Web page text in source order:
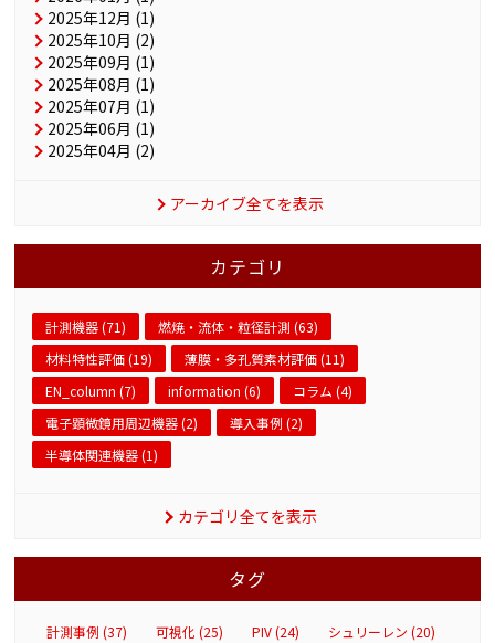
2025年12月 (1)
2025年10月 (2)
2025年09月 (1)
2025年08月 (1)
2025年07月 (1)
2025年06月 (1)
2025年04月 (2)
アーカイブ全てを表示
カテゴリ
計測機器 (71)
燃焼・流体・粒径計測 (63)
材料特性評価 (19)
薄膜・多孔質素材評価 (11)
EN_column (7)
information (6)
コラム (4)
電子顕微鏡用周辺機器 (2)
導入事例 (2)
半導体関連機器 (1)
カテゴリ全てを表示
タグ
計測事例 (37) 可視化 (25) PIV (24)
シュリーレン (20)